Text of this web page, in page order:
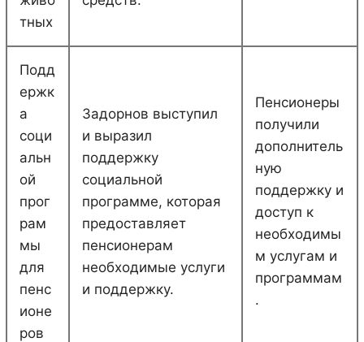
тных
Подд
ержк
а
соци
альн
ой
прог
рам
мы
для
пенс
ионе
ров
Задорнов выступил
и выразил
поддержку
социальной
программе, которая
предоставляет
пенсионерам
необходимые услуги
и поддержку.
Пенсионеры
получили
дополнитель
ную
поддержку и
доступ к
необходимы
м услугам и
программам
.